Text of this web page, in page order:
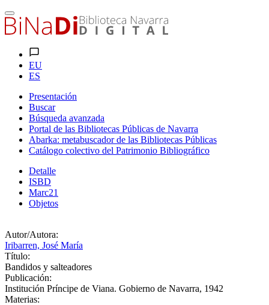
EU
ES
Presentación
Buscar
Búsqueda avanzada
Portal de las Bibliotecas Públicas de Navarra
Abarka: metabuscador de las Bibliotecas Públicas
Catálogo colectivo del Patrimonio Bibliográfico
Detalle
ISBD
Marc21
Objetos
Autor/Autora:
Iribarren, José María
Título:
Bandidos y salteadores
Publicación:
Institución Príncipe de Viana. Gobierno de Navarra, 1942
Materias: